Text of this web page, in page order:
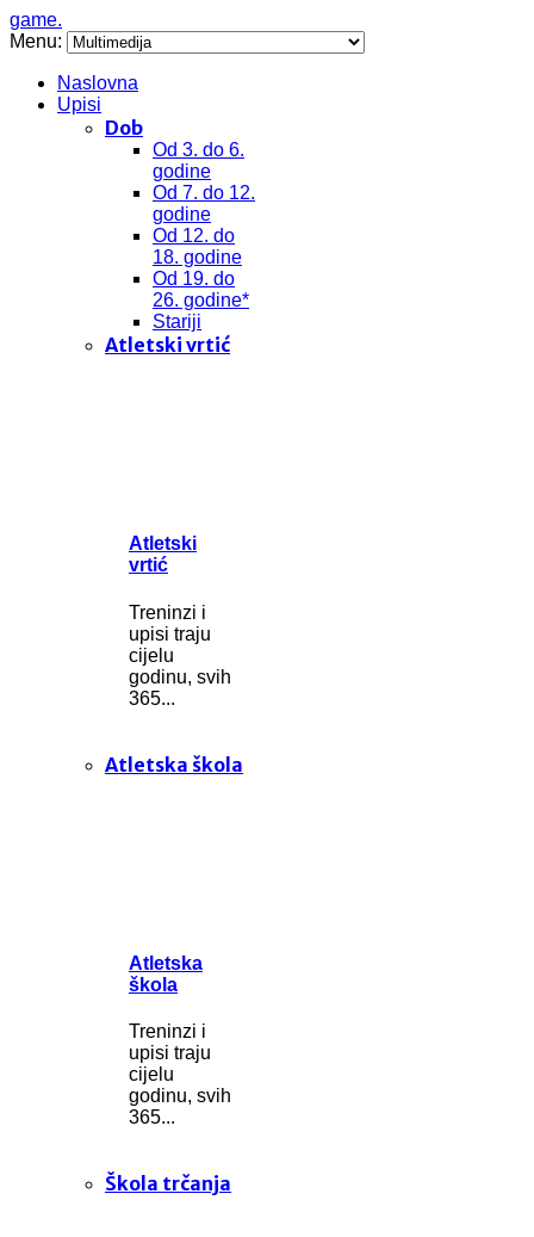
game.
Menu:
Naslovna
Upisi
Dob
Od 3. do 6.
godine
Od 7. do 12.
godine
Od 12. do
18. godine
Od 19. do
26. godine*
Stariji
Atletski vrtić
Atletski
vrtić
Treninzi i
upisi traju
cijelu
godinu, svih
365...
Atletska škola
Atletska
škola
Treninzi i
upisi traju
cijelu
godinu, svih
365...
Škola trčanja